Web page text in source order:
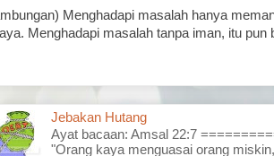
Menghadapi masalah hanya
Menghadapi masalah tanpa iman, itu
Jebakan Hutang
Ayat bacaan: Amsal 22:7
"Orang kaya menguasai orang